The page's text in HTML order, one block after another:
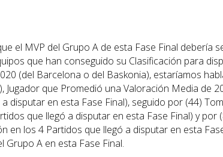
el MVP del Grupo A de esta Fase Final debería
que han conseguido su Clasificación para
(del Barcelona o del Baskonia), estaríamos
Jugador que Promedió una Valoración Media de
disputar en esta Fase Final), seguido por (44)
que llegó a disputar en esta Fase Final) y por
en los 4 Partidos que llegó a disputar en esta
Grupo A en esta Fase Final.